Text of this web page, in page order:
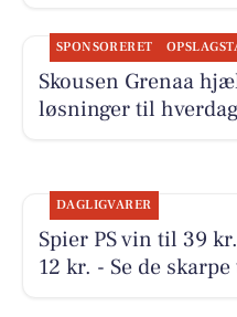
SPONSORERET
Skousen Grenaa
løsninger til
DAGLIGVARER
Spier PS vin til 39
12 kr. - Se de